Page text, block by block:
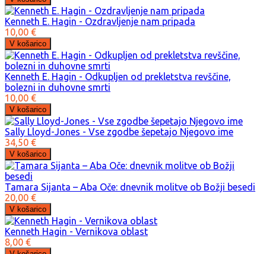
Kenneth E. Hagin - Ozdravljenje nam pripada
10,00 €
Kenneth E. Hagin - Odkupljen od prekletstva revščine,
bolezni in duhovne smrti
10,00 €
Sally Lloyd-Jones - Vse zgodbe šepetajo Njegovo ime
34,50 €
Tamara Sijanta – Aba Oče: dnevnik molitve ob Božji besedi
20,00 €
Kenneth Hagin - Vernikova oblast
8,00 €